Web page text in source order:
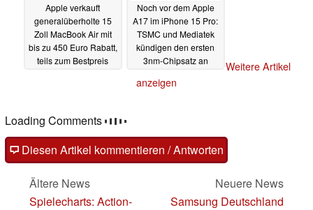
Apple verkauft
generalüberholte 15
Zoll MacBook Air mit
bis zu 450 Euro Rabatt,
teils zum Bestpreis
Noch vor dem Apple
A17 im iPhone 15 Pro:
TSMC und Mediatek
kündigen den ersten
3nm-Chipsatz an
Weitere Artikel
anzeigen
Loading Comments
Diesen Artikel kommentieren / Antworten
Ältere News
Spielecharts: Action-
Neuere News
Samsung Deutschland